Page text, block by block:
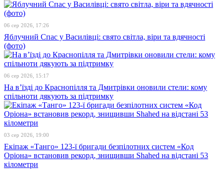
06 сер 2026, 17:26
Яблучний Спас у Василівці: свято світла, віри та вдячності
(фото)
06 сер 2026, 15:17
На в’їзді до Краснопілля та Дмитрівки оновили стели: кому
спільноти дякують за підтримку
03 сер 2026, 19:00
Екіпаж «Танго» 123-ї бригади безпілотних систем «Код
Оріона» встановив рекорд, знищивши Shahed на відстані 53
кілометри